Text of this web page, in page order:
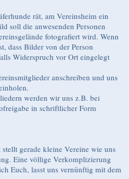
rät, am Vereinsheim ein
soll die anwesenden Personen
fotografiert wird. Wenn
dass Bilder von der Person
Widerspruch vor Ort eingelegt
anschreiben und uns
werden wir uns z.B. bei
in schriftlicher Form
gerade kleine Vereine wie uns
Eine völlige Verkomplizierung
Euch, lasst uns vernünftig mit dem